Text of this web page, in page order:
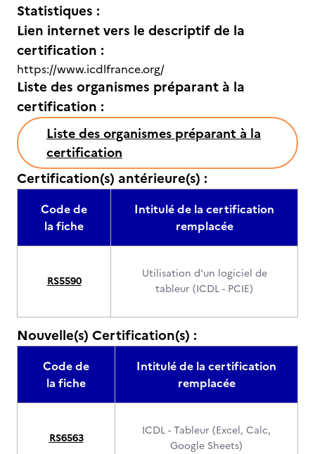
Statistiques :
Lien internet vers le descriptif de la
certification :
https://www.icdlfrance.org/
Liste des organismes préparant à la
certification :
Liste des organismes préparant à la
certification
Certification(s) antérieure(s) :
Code de
la fiche
Intitulé de la certification
remplacée
RS5590
Utilisation d'un logiciel de
tableur (ICDL - PCIE)
Nouvelle(s) Certification(s) :
Code de
la fiche
Intitulé de la certification
remplacée
RS6563
ICDL - Tableur (Excel, Calc,
Google Sheets)